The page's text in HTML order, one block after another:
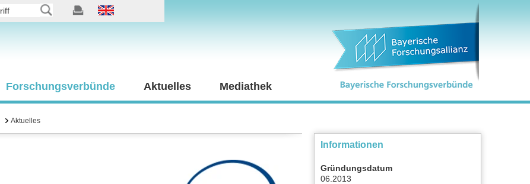
Forschungsverbünde Aktuelles Mediathek
Aktuelles
Informationen
Gründungsdatum
06.2013